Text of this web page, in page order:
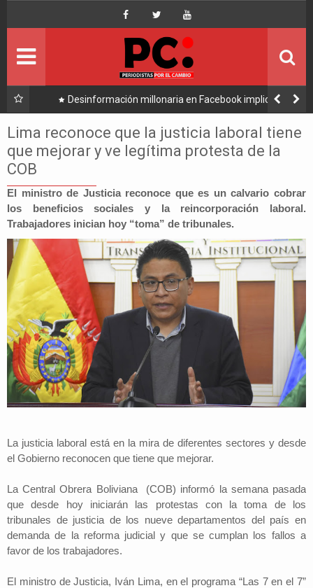
Facebook implica a
y Samuel
Caso consorcio: Abogado acusado
su denuncia contra
Lima reconoce que la justicia laboral tiene
que mejorar y ve legítima protesta de la
COB
El ministro de Justicia reconoce que es un calvario cobrar
los beneficios sociales y la reincorporación laboral.
Trabajadores inician hoy “toma” de tribunales.
La justicia laboral está en la mira de diferentes sectores y desde
el Gobierno reconocen que tiene que mejorar.
La Central Obrera Boliviana (COB) informó la semana pasada
que desde hoy iniciarán las protestas con la toma de los
tribunales de justicia de los nueve departamentos del país en
demanda de la reforma judicial y que se cumplan los fallos a
favor de los trabajadores.
El ministro de Justicia, Iván Lima, en el programa “Las 7 en el 7”
Portada
Ultimo
Economía
Mundo
Nacional
Lee Más